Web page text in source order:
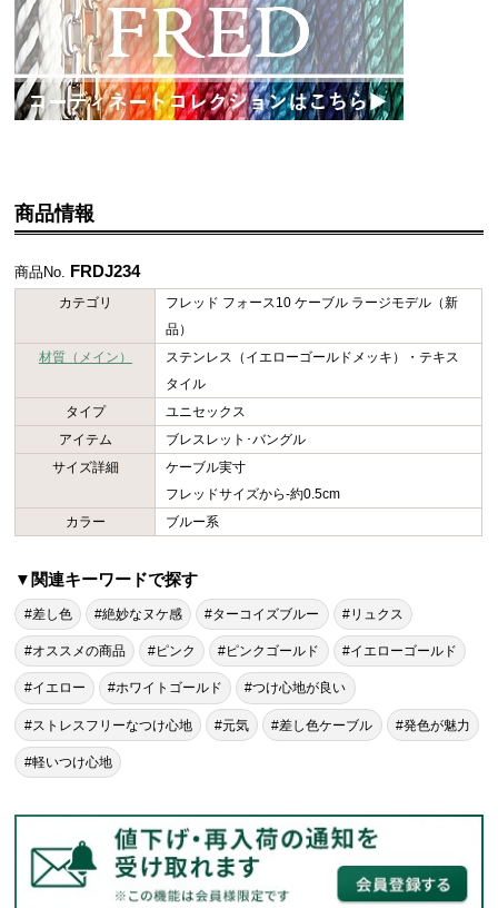
商品情報
商品No. FRDJ234
カテゴリ
フレッド フォース10 ケーブル ラージモデル（新
品）
材質（メイン）
ステンレス（イエローゴールドメッキ）・テキス
タイル
タイプ
ユニセックス
アイテム
ブレスレット･バングル
サイズ詳細
ケーブル実寸
フレッドサイズから-約0.5cm
カラー
ブルー系
▼関連キーワードで探す
#差し色 #絶妙なヌケ感 #ターコイズブルー #リュクス
#オススメの商品 #ピンク #ピンクゴールド #イエローゴールド
#イエロー #ホワイトゴールド #つけ心地が良い
#ストレスフリーなつけ心地 #元気 #差し色ケーブル #発色が魅力
#軽いつけ心地